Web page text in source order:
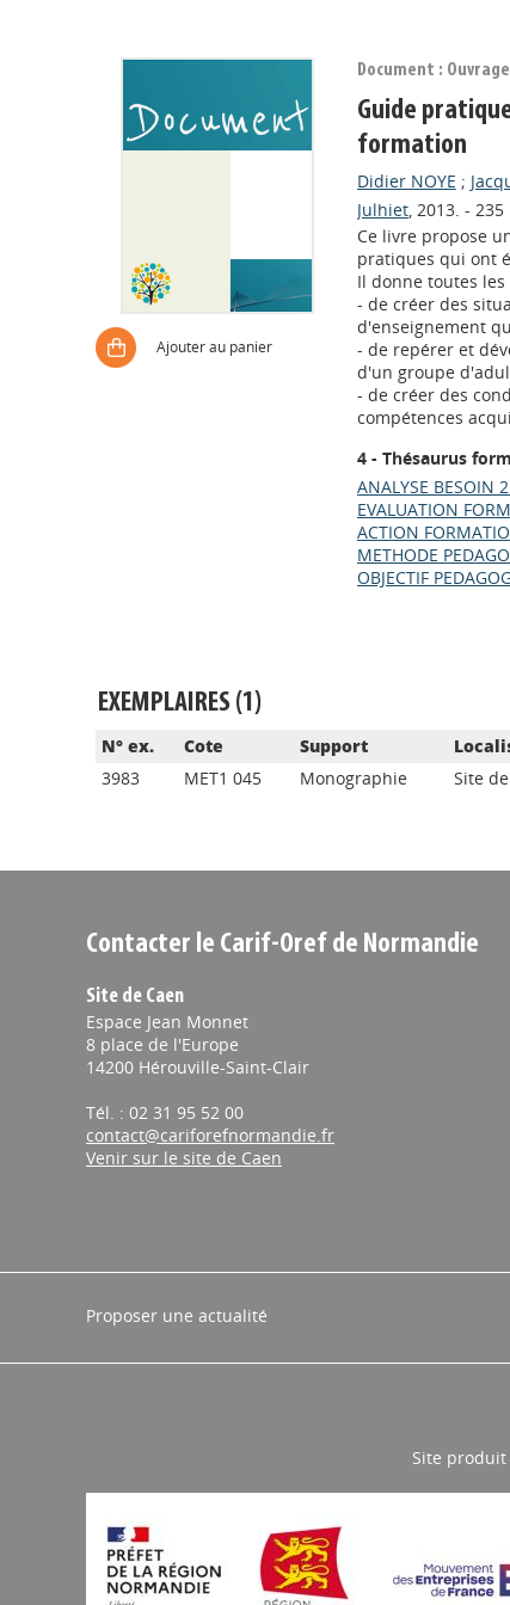
Ajouter au panier
Document : Ouvrage
Guide
formation
Didier NOYE ;
Julhiet, 2013. - 235
Ce livre propose
pratiques qui ont
Il donne toutes
- de créer des
d'enseignement
- de repérer et
d'un groupe
- de créer des
compétences
4 - Thésaurus
ANALYSE BESOIN
EVALUATION
ACTION
METHODE
OBJECTIF
EXEMPLAIRES (1)
N° ex. Cote Support
3983
MET1 045 Monographie Site
Contacter le Carif-Oref de Normandie
Site de Caen
Espace Jean Monnet
8 place de l'Europe
14200 Hérouville-Saint-Clair
Tél. : 02 31 95 52 00
contact@cariforefnormandie.fr
Venir sur le site de Caen
Proposer une actualité
Site